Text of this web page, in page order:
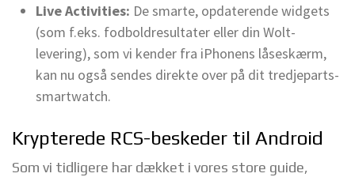
Live Activities: De smarte, opdaterende widgets
(som f.eks. fodboldresultater eller din Wolt-
levering), som vi kender fra iPhonens låseskærm,
kan nu også sendes direkte over på dit tredjeparts-
smartwatch.
Krypterede RCS-beskeder til Android
Som vi tidligere har dækket i vores store guide,